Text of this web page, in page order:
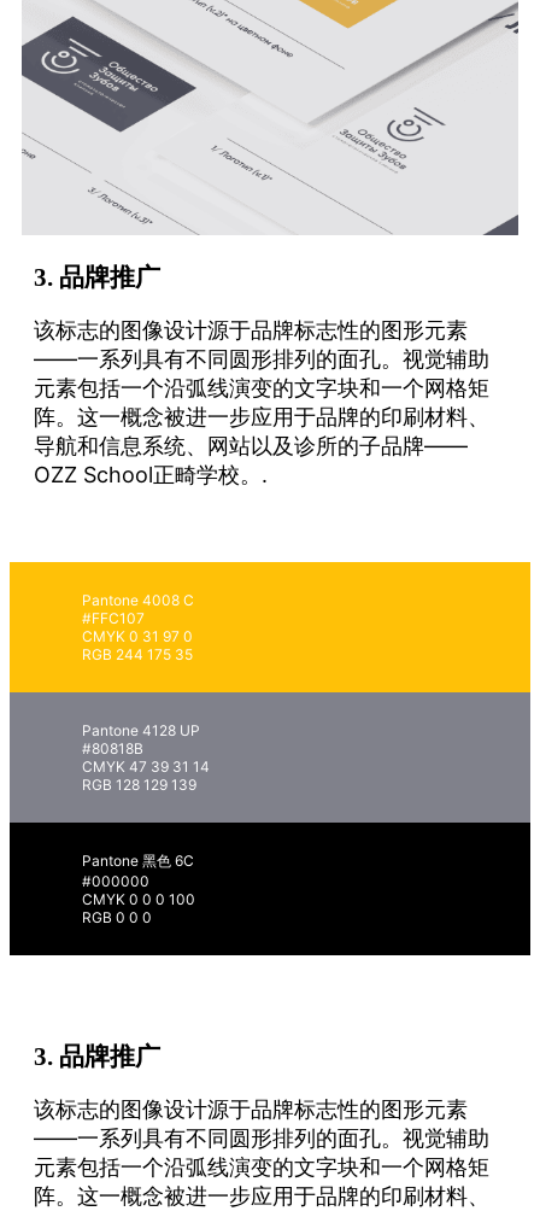
3. 品牌推广
该标志的图像设计源于品牌标志性的图形元素
——一系列具有不同圆形排列的面孔。视觉辅助
元素包括一个沿弧线演变的文字块和一个网格矩
阵。这一概念被进一步应用于品牌的印刷材料、
导航和信息系统、网站以及诊所的子品牌——
OZZ School正畸学校。.
Pantone 4008 C
#FFC107
CMYK 0 31 97 0
RGB 244 175 35
Pantone 4128 UP
#80818B
CMYK 47 39 31 14
RGB 128 129 139
Pantone 黑色 6C
#000000
CMYK 0 0 0 100
RGB 0 0 0
3. 品牌推广
该标志的图像设计源于品牌标志性的图形元素
——一系列具有不同圆形排列的面孔。视觉辅助
元素包括一个沿弧线演变的文字块和一个网格矩
阵。这一概念被进一步应用于品牌的印刷材料、